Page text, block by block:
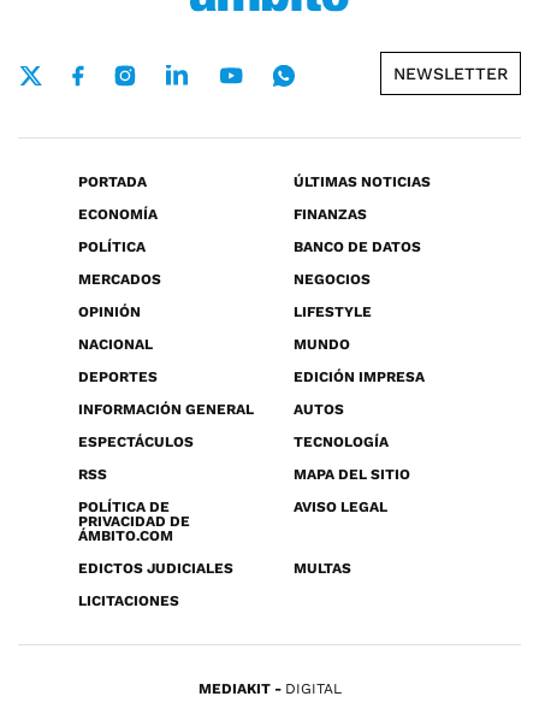
NEWSLETTER
PORTADA
ÚLTIMAS NOTICIAS
ECONOMÍA
FINANZAS
POLÍTICA
BANCO DE DATOS
MERCADOS
NEGOCIOS
OPINIÓN
LIFESTYLE
NACIONAL
MUNDO
DEPORTES
EDICIÓN IMPRESA
INFORMACIÓN GENERAL
AUTOS
ESPECTÁCULOS
TECNOLOGÍA
RSS
MAPA DEL SITIO
POLÍTICA DE
PRIVACIDAD DE
ÁMBITO.COM
AVISO LEGAL
EDICTOS JUDICIALES
MULTAS
LICITACIONES
MEDIAKIT DIGITAL